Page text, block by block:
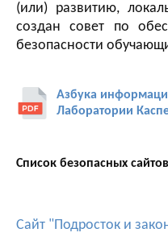
(или) развитию,
создан совет по
безопасности
Азбука
Лаборатории
Список безопасных
Сайт "Подросток и